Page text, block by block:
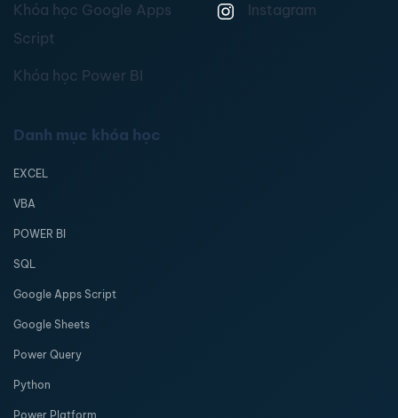
Khóa học Google Apps
Script
Khóa học Power BI
Instagram
Danh mục khóa học
EXCEL
VBA
POWER BI
SQL
Google Apps Script
Google Sheets
Power Query
Python
Power Platform